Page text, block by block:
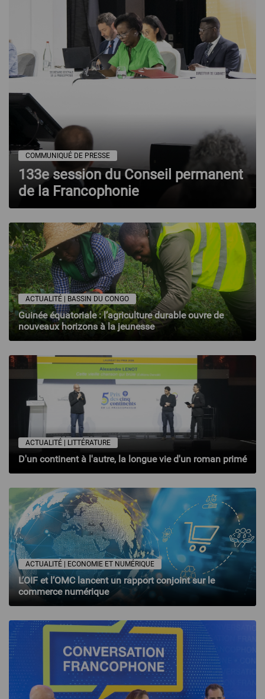
COMMUNIQUÉ DE PRESSE
133e session du Conseil permanent
de la Francophonie
ACTUALITÉ | BASSIN DU CONGO
Guinée équatoriale : l’agriculture durable ouvre de
nouveaux horizons à la jeunesse
ACTUALITÉ | LITTÉRATURE
D'un continent à l'autre, la longue vie d'un roman primé
ACTUALITÉ | ECONOMIE ET NUMÉRIQUE
L’OIF et l’OMC lancent un rapport conjoint sur le
commerce numérique